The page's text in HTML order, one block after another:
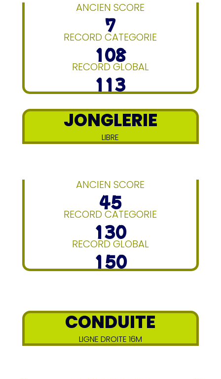
ANCIEN SCORE
7
RECORD CATEGORIE
108
RECORD GLOBAL
113
JONGLERIE
LIBRE
ANCIEN SCORE
45
RECORD CATEGORIE
130
RECORD GLOBAL
150
CONDUITE
LIGNE DROITE 16M